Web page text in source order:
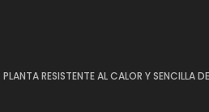
PLANTA RESISTENTE AL CALOR Y SENCILLA